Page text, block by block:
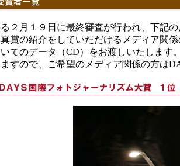
２月１９日に最終審査が行われ、下記
賞の紹介をしていただけるメディア関
てのデータ（CD）をお渡しいたします
ますので、ご希望のメディア関係の方は